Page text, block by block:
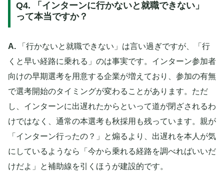
Q4. 「インターンに行かないと就職できない」
って本当ですか？
A. 「行かないと就職できない」は言い過ぎですが、「行
くと早い経路に乗れる」のは事実です。インターン参加者
向けの早期選考を用意する企業が増えており、参加の有無
で選考開始のタイミングが変わることがあります。ただ
し、インターンに出遅れたからといって道が閉ざされるわ
けではなく、通常の本選考も秋採用も残っています。親が
「インターン行ったの？」と煽るより、出遅れを本人が気
にしているようなら「今から乗れる経路を調べればいいだ
けだよ」と補助線を引くほうが建設的です。